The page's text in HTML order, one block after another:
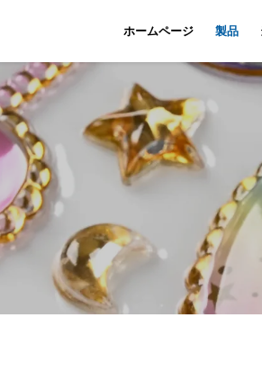
ホームページ 製品
ノートブックのカス